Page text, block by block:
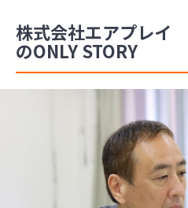
株式会社エアプレ
のONLY STORY